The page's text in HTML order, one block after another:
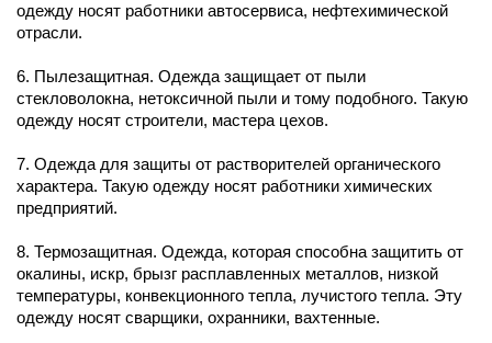
одежду носят работники автосервиса, нефтехимической
отрасли.
6. Пылезащитная. Одежда защищает от пыли
стекловолокна, нетоксичной пыли и тому подобного. Такую
одежду носят строители, мастера цехов.
7. Одежда для защиты от растворителей органического
характера. Такую одежду носят работники химических
предприятий.
8. Термозащитная. Одежда, которая способна защитить от
окалины, искр, брызг расплавленных металлов, низкой
температуры, конвекционного тепла, лучистого тепла. Эту
одежду носят сварщики, охранники, вахтенные.